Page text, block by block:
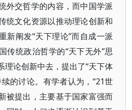
外交哲学的内容，而中国学派
统文化资源以推动理论创新和
新阐发“天下理论”而自成一派
传统政治哲学的“天下无外”思
理论创新中去，提出了“天下体
的讨论。有学者认为，“21世
被提出，主要基于国家富强而